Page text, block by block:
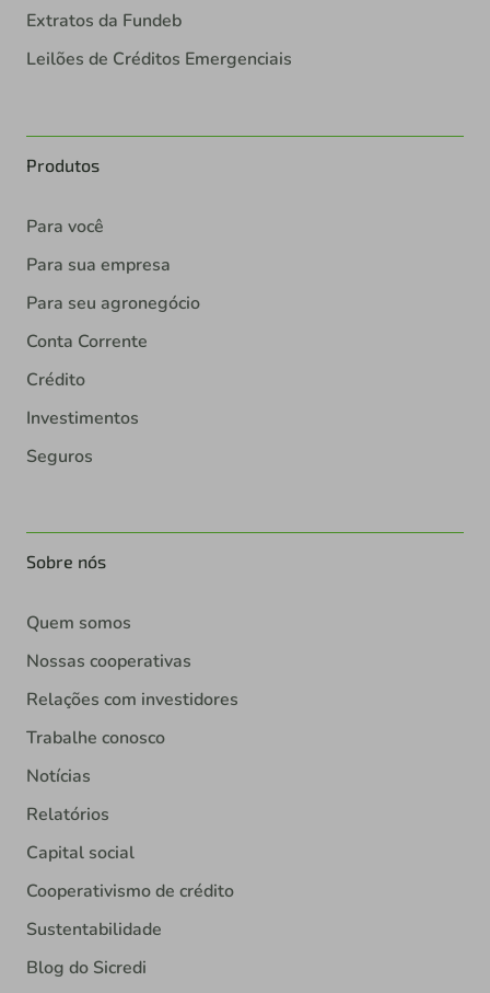
Extratos da Fundeb
Leilões de Créditos Emergenciais
Produtos
Para você
Para sua empresa
Para seu agronegócio
Conta Corrente
Crédito
Investimentos
Seguros
Sobre nós
Quem somos
Nossas cooperativas
Relações com investidores
Trabalhe conosco
Notícias
Relatórios
Capital social
Cooperativismo de crédito
Sustentabilidade
Blog do Sicredi